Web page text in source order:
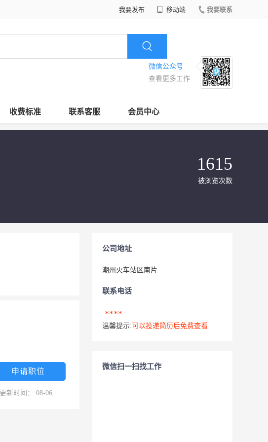
我要发布 移动端 我要联系
微信公众号
查看更多工作
收费标准 联系客服 会员中心
1615
被浏览次数
申请职位
更新时间： 08-06
公司地址
潮州火车站区南片
联系电话
****
温馨提示: 可以投递简历后免费查看
微信扫一扫找工作